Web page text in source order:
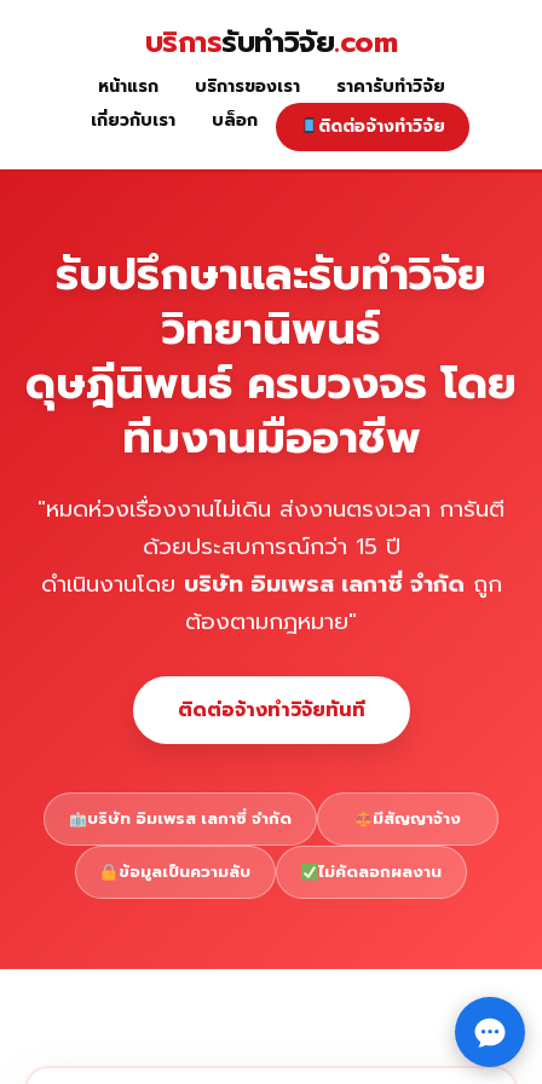
หน้าแรก
Copyright © 2026 รับทำวิจัย รับทำวิทยานิพนธ์ รับทำ⇧
บริการรับทำวิจัย.com
หน้าแรก บริการของเรา
ราคารับทำวิจัย
เกี่ยวกับเรา
บล็อก ติดต่อจ้างทำวิจัย
รับปรึกษาและรับทำวิจัย
วิทยานิพนธ์
ดุษฎีนิพนธ์ ครบวงจร โดย
ทีมงานมืออาชีพ
"หมดห่วงเรื่องงานไม่เดิน ส่งงานตรงเวลา การันตี
ด้วยประสบการณ์กว่า 15 ปี
ดำเนินงานโดย บริษัท อิมเพรส เลกาซี่ จำกัด ถูก
ต้องตามกฎหมาย"
ติดต่อจ้างทำวิจัยทันที
บริษัท อิมเพรส เลกาซี่ จำกัด มีสัญญาจ้าง
ข้อมูลเป็นความลับ ไม่คัดลอกผลงาน